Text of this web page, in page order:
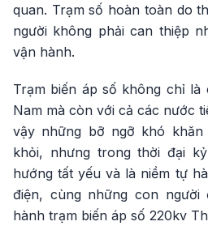
quan. Trạm số hoàn toàn do
người không phải can thiệp
vận hành.
Trạm biến áp số không chỉ là
Nam mà còn với cả các nước
vậy những bỡ ngỡ khó
khỏi, nhưng trong thời đại
hướng tất yếu và là niềm tự
điện, cùng những con người
hành trạm biến áp số 220kv